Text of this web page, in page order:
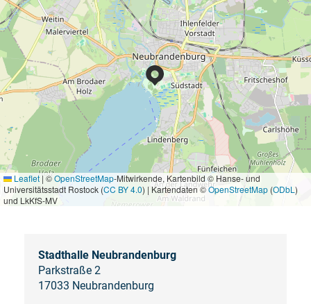
Leaflet | ©OpenStreetMap-Mitwirkende, Kartenbild © Hanse- und
Universitätsstadt Rostock (CC BY 4.0) | Kartendaten ©OpenStreetMap (ODbL )
und LkKfS-MV
Stadthalle Neubrandenburg
Parkstraße 2
17033 Neubrandenburg